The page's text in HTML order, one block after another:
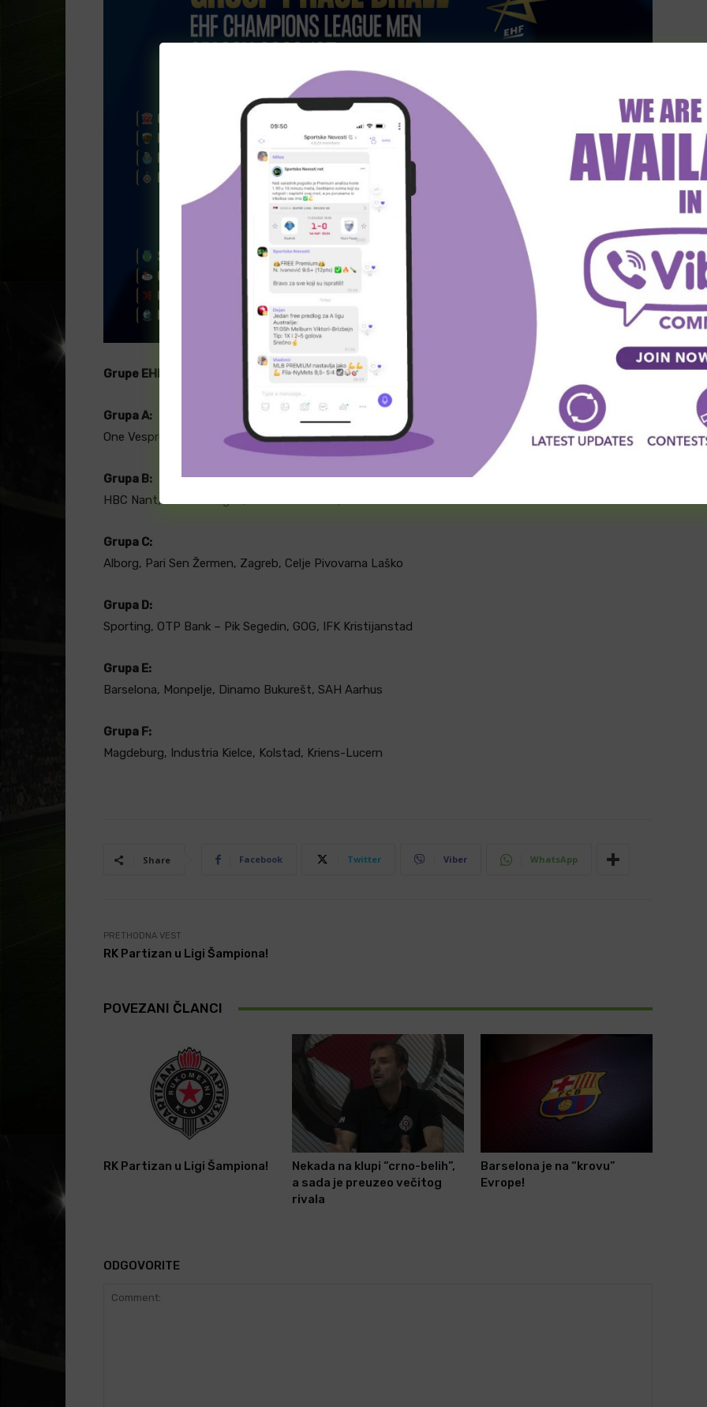
Grupe EHF Lige šampiona 2026/27
Grupa A:
One Vesprem HC, Fikse Berlin, FC Porto, RK Partizan AdmiralBet
Grupa B:
HBC Nant, MT Melsungen, Orlen Visla Plock, HC Vardar 1961
Grupa C:
Alborg, Pari Sen Žermen, Zagreb, Celje Pivovarna Laško
Grupa D:
Sporting, OTP Bank – Pik Segedin, GOG, IFK Kristijanstad
Grupa E:
Barselona, Monpelje, Dinamo Bukurešt, SAH Aarhus
Grupa F:
Magdeburg, Industria Kielce, Kolstad, Kriens-Lucern
Share Facebook Twitter Viber WhatsApp
PRETHODNA VEST
RK Partizan u Ligi Šampiona!
POVEZANI ČLANCI
RK Partizan u Ligi Šampiona!
Nekada na klupi “crno-belih”,
a sada je preuzeo večitog
rivala
Barselona je na “krovu”
Evrope!
ODGOVORITE